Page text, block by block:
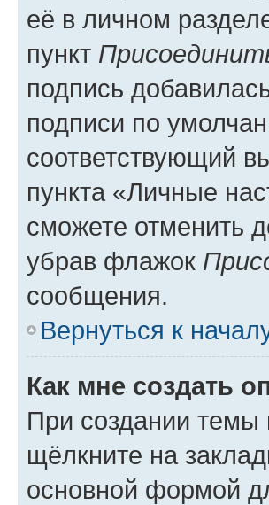
её в личном
пункт
подпись
подписи по
соответствующий
пункта «Личные
сможете отменить
убрав флажок
сообщения.
Вернуться к
Как мне создать
При создании темы
щёлкните на
основной формой